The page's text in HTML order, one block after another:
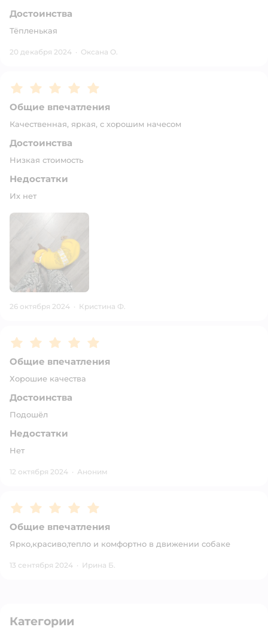
Достоинства
Тёпленькая
20 декабря 2024 · Оксана О.
Рейтинг:5
Общие впечатления
Качественная, яркая, с хорошим начесом
Достоинства
Низкая стоимость
Недостатки
Их нет
26 октября 2024 · Кристина Ф.
Рейтинг:5
Общие впечатления
Хорошие качества
Достоинства
Подошёл
Недостатки
Нет
12 октября 2024 · Аноним
Рейтинг:5
Общие впечатления
Ярко,красиво,тепло и комфортно в движении собаке
13 сентября 2024 · Ирина Б.
Категории